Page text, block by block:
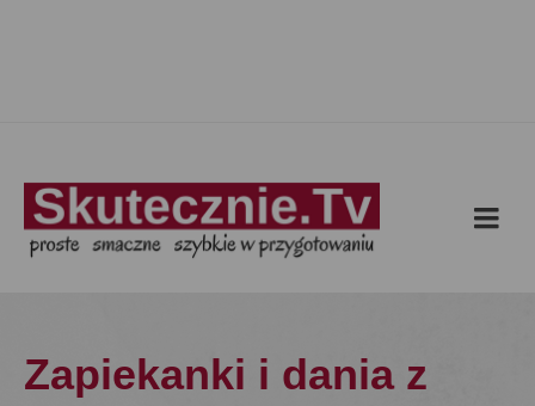
Zapiekanki i dania z